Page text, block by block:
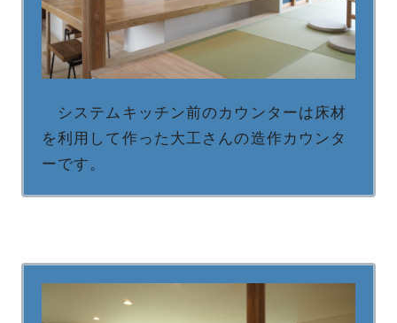
システムキッチン前のカウンターは床材
を利用して作った大工さんの造作カウンタ
ーです。